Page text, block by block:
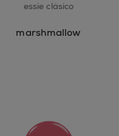
essie clásico
marshmallow